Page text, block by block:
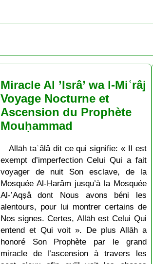
Miracle Al ’Isrâ’ wa l-Miʿrâj
Voyage Nocturne et
Ascension du Prophète
Mouḥammad
Allāh taʿâlâ dit ce qui signifie: « Il est
exempt d’imperfection Celui Qui a fait
voyager de nuit Son esclave, de la
Mosquée Al-Ḥarâm jusqu’à la Mosquée
Al-’Aqṣâ dont Nous avons béni les
alentours, pour lui montrer certains de
Nos signes. Certes, Allāh est Celui Qui
entend et Qui voit ». De plus Allāh a
honoré Son Prophète par le grand
miracle de l’ascension à travers les